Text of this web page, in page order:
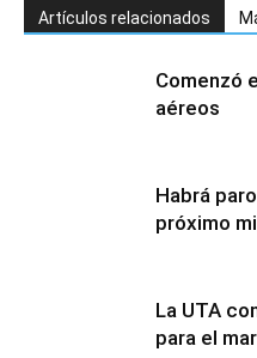
Artículos relacionados
Comenzó
aéreos
Habrá
próximo
La UTA
para el